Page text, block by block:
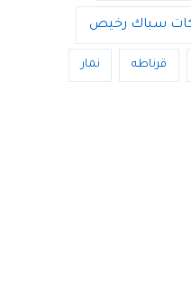
سباك رخيص
قرناطه نمار